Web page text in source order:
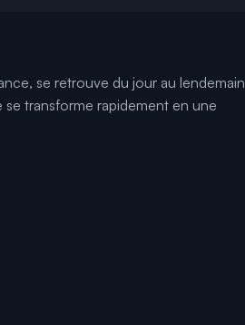
se retrouve du jour au lendemain
se transforme rapidement en une